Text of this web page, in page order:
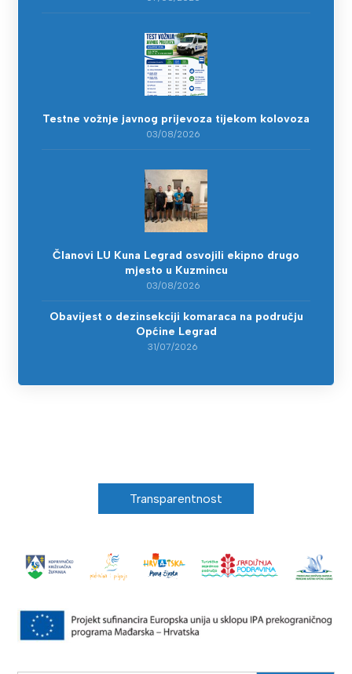
Testne vožnje javnog prijevoza tijekom kolovoza
03/08/2026
Članovi LU Kuna Legrad osvojili ekipno drugo
mjesto u Kuzmincu
03/08/2026
Obavijest o dezinsekciji komaraca na području
Općine Legrad
31/07/2026
Transparentnost